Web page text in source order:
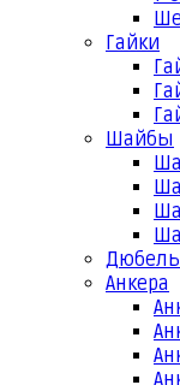
Гайки
Шайбы
Анкера